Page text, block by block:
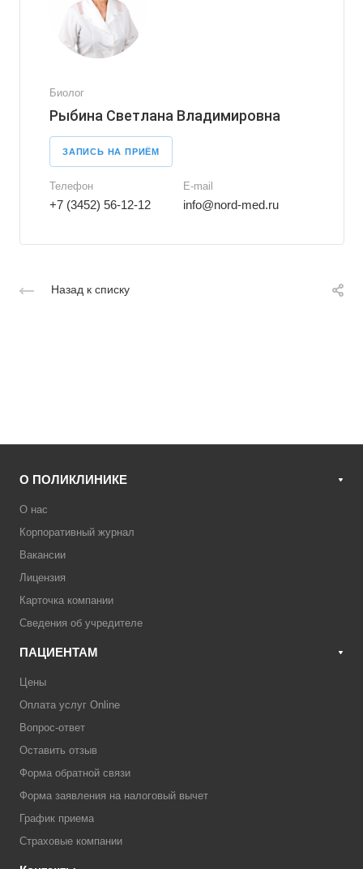
Биолог
Рыбина Светлана Владимировна
ЗАПИСЬ НА ПРИЁМ
Телефон
+7 (3452) 56-12-12
E-mail
info@nord-med.ru
Назад к списку
О ПОЛИКЛИНИКЕ
О нас
Корпоративный журнал
Вакансии
Лицензия
Карточка компании
Сведения об учредителе
ПАЦИЕНТАМ
Цены
Оплата услуг Online
Вопрос-ответ
Оставить отзыв
Форма обратной связи
Форма заявления на налоговый вычет
График приема
Страховые компании